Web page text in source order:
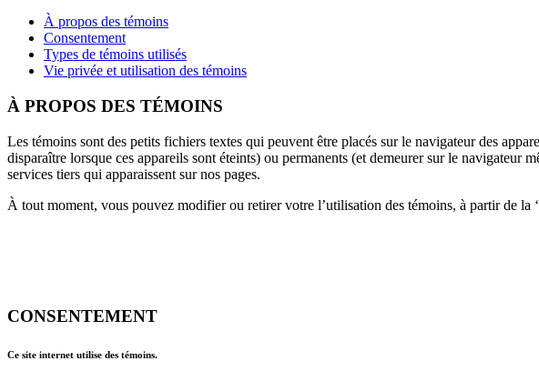
À propos des témoins
Consentement
Types de témoins utilisés
Vie privée et utilisation des témoins
À PROPOS DES TÉMOINS
Les témoins sont des petits fichiers textes qui peuvent être placés sur le navigateur des
disparaître lorsque ces appareils sont éteints) ou permanents (et demeurer sur le navigateur
services tiers qui apparaissent sur nos pages.
À tout moment, vous pouvez modifier ou retirer votre l’utilisation des témoins, à partir de la
CONSENTEMENT
Ce site internet utilise des témoins.